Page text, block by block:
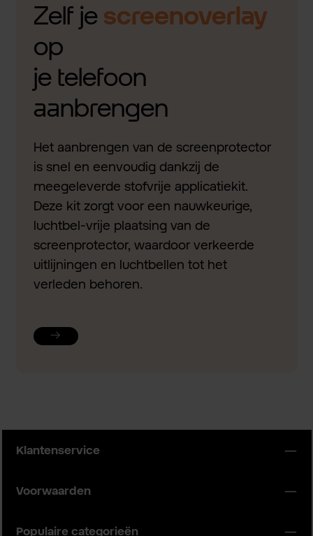
Zelf je screenoverlay
op
je telefoon
aanbrengen
Het aanbrengen van de screenprotector
is snel en eenvoudig dankzij de
meegeleverde stofvrije applicatiekit.
Deze kit zorgt voor een nauwkeurige,
luchtbel-vrije plaatsing van de
screenprotector, waardoor verkeerde
uitlijningen en luchtbellen tot het
verleden behoren.
Klantenservice
Voorwaarden
Populaire categorieën